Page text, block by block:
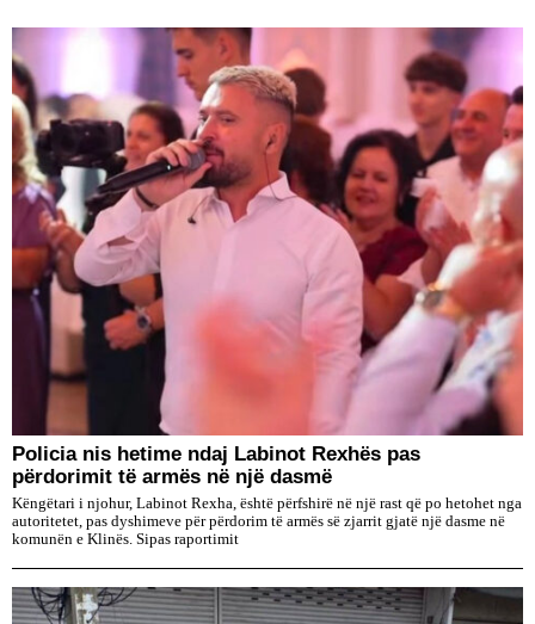
Policia nis hetime ndaj Labinot Rexhës pas
përdorimit të armës në një dasmë
Këngëtari i njohur, Labinot Rexha, është përfshirë në një rast që po hetohet nga
autoritetet, pas dyshimeve për përdorim të armës së zjarrit gjatë një dasme në
komunën e Klinës. Sipas raportimit